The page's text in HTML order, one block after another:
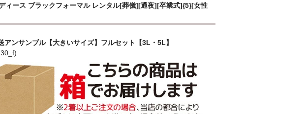
ース ブラックフォーマル レンタル[葬儀][通夜][卒業式]{5}[女性
アンサンブル【大きいサイズ】フルセット【3L・5L】